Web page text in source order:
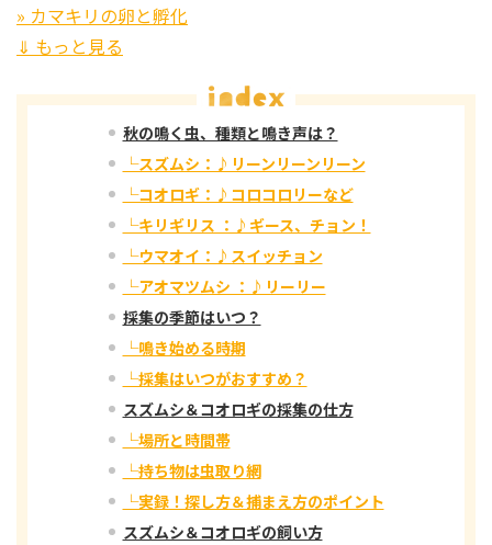
» カマキリの卵と孵化
⇓ もっと見る
秋の鳴く虫、種類と鳴き声は？
└スズムシ：♪リーンリーンリーン
└コオロギ：♪コロコロリーなど
└キリギリス ：♪ギース、チョン！
└ウマオイ：♪スイッチョン
└アオマツムシ ：♪リーリー
採集の季節はいつ？
└鳴き始める時期
└採集はいつがおすすめ？
スズムシ＆コオロギの採集の仕方
└場所と時間帯
└持ち物は虫取り網
└実録！探し方＆捕まえ方のポイント
スズムシ＆コオロギの飼い方